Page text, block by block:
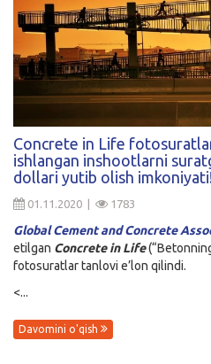
Concrete in Life
ishlangan inshootlarni
dollari yutib olish
01.11.2020 | 1783
Global Cement and Concrete
etilgan Concrete in Life
fotosuratlar tanlovi e’lon qilindi.
<...
Davomini o'qish